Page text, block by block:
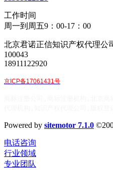
工作时间
周一到周五9：00-17：00
北京君诺正信知识产权代理公
100043
18911122920
京ICP备17061431号
Powered by sitemotor 7.1.0
电话咨询
行业领域
专业团队